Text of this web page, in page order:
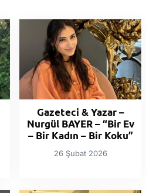
Gazeteci & Yazar –
Nurgül BAYER – “Bir Ev
– Bir Kadın – Bir Koku”
26 Şubat 2026